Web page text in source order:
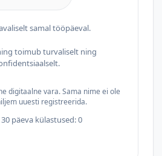
samal tööpäeval.
toimub turvaliselt ning
digitaalne vara. Sama nime ei ole
uuesti registreerida.
päeva külastused: 0